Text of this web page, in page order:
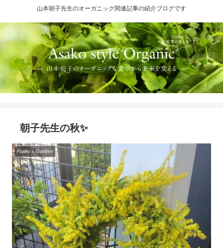
山本朝子先生のオーガニック関連記事の紹介ブログです
朝子先生の秋✨
Asako's Garden